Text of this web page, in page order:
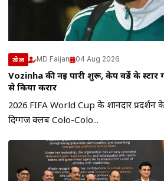
खेल MD Faijan 04 Aug 2026
Vozinha की नई पारी शुरू, केप वर्डे के स्टार
से किया करार
2026 FIFA World Cup के शानदार
दिग्गज क्लब Colo-Colo...